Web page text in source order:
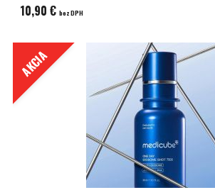
10,90 € bez DPH
AKCIA